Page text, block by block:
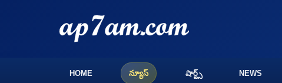
HOME న్యూస్ షార్ట్స్ NEWS